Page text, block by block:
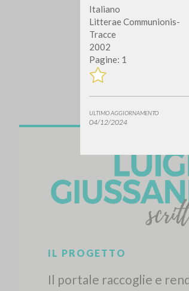
Italiano
Litterae Communionis-
Tracce
2002
Pagine: 1
ULTIMO AGGIORNAMENTO
04/12/2024